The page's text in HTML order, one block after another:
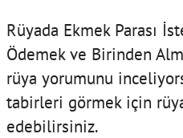
Rüyada Ekmek Parası
Ödemek ve Birinden
rüya yorumunu
tabirleri görmek için
edebilirsiniz.